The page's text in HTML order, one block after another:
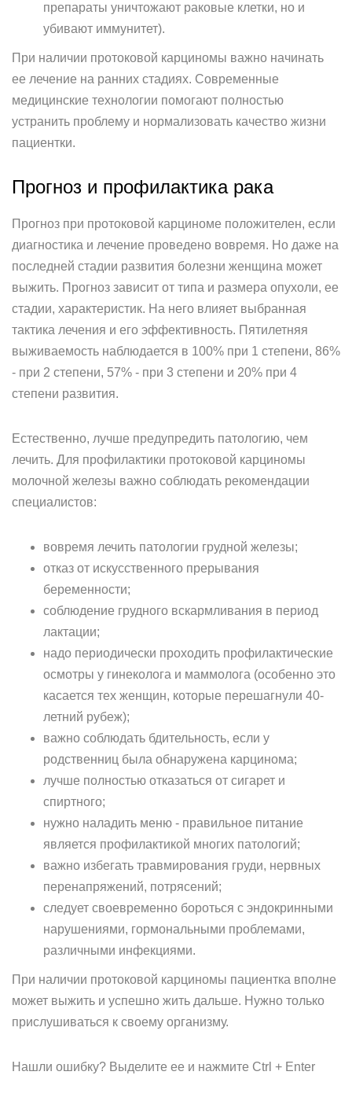
препараты уничтожают раковые клетки, но и
убивают иммунитет).
При наличии протоковой карциномы важно начинать
ее лечение на ранних стадиях. Современные
медицинские технологии помогают полностью
устранить проблему и нормализовать качество жизни
пациентки.
Прогноз и профилактика рака
Прогноз при протоковой карциноме положителен, если
диагностика и лечение проведено вовремя. Но даже на
последней стадии развития болезни женщина может
выжить. Прогноз зависит от типа и размера опухоли, ее
стадии, характеристик. На него влияет выбранная
тактика лечения и его эффективность. Пятилетняя
выживаемость наблюдается в 100% при 1 степени, 86%
- при 2 степени, 57% - при 3 степени и 20% при 4
степени развития.
Естественно, лучше предупредить патологию, чем
лечить. Для профилактики протоковой карциномы
молочной железы важно соблюдать рекомендации
специалистов:
вовремя лечить патологии грудной железы;
отказ от искусственного прерывания
беременности;
соблюдение грудного вскармливания в период
лактации;
надо периодически проходить профилактические
осмотры у гинеколога и маммолога (особенно это
касается тех женщин, которые перешагнули 40-
летний рубеж);
важно соблюдать бдительность, если у
родственниц была обнаружена карцинома;
лучше полностью отказаться от сигарет и
спиртного;
нужно наладить меню - правильное питание
является профилактикой многих патологий;
важно избегать травмирования груди, нервных
перенапряжений, потрясений;
следует своевременно бороться с эндокринными
нарушениями, гормональными проблемами,
различными инфекциями.
При наличии протоковой карциномы пациентка вполне
может выжить и успешно жить дальше. Нужно только
прислушиваться к своему организму.
Нашли ошибку? Выделите ее и нажмите Ctrl + Enter